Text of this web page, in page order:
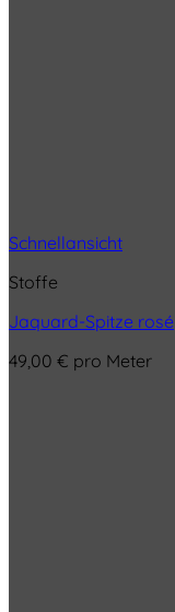
Schnellansicht
Stoffe
Jaquard-Spitze rosé
49,00 € pro Meter